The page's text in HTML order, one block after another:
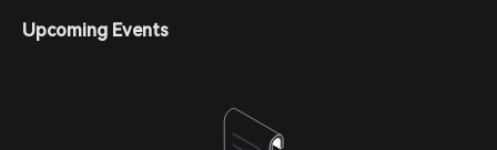
Upcoming Events